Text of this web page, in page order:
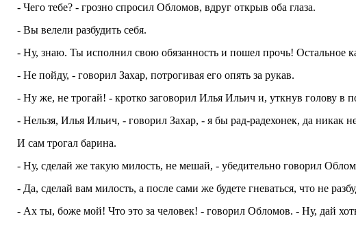
- Чего тебе? - грозно спросил Обломов, вдруг открыв оба глаза.
- Вы велели разбудить себя.
- Ну, знаю. Ты исполнил свою обязанность и пошел прочь! Остальное
- Не пойду, - говорил Захар, потрогивая его опять за рукав.
- Ну же, не трогай! - кротко заговорил Илья Ильич и, уткнув голову в
- Нельзя, Илья Ильич, - говорил Захар, - я бы рад-радехонек, да никак
И сам трогал барина.
- Ну, сделай же такую милость, не мешай, - убедительно говорил
- Да, сделай вам милость, а после сами же будете гневаться, что не
- Ах ты, боже мой! Что это за человек! - говорил Обломов. - Ну, дай